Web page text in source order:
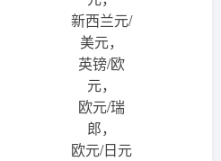
新西兰元/
美元，
英镑/欧
元，
欧元/瑞
郎，
欧元/日元